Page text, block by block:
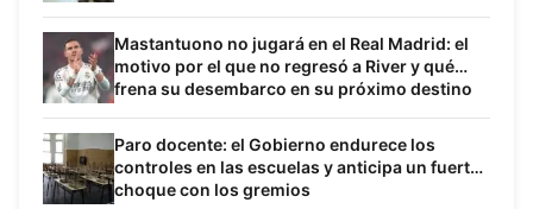
Mastantuono no jugará en el Real Madrid: el
motivo por el que no regresó a River y qué
frena su desembarco en su próximo destino
Paro docente: el Gobierno endurece los
controles en las escuelas y anticipa un fuerte
choque con los gremios